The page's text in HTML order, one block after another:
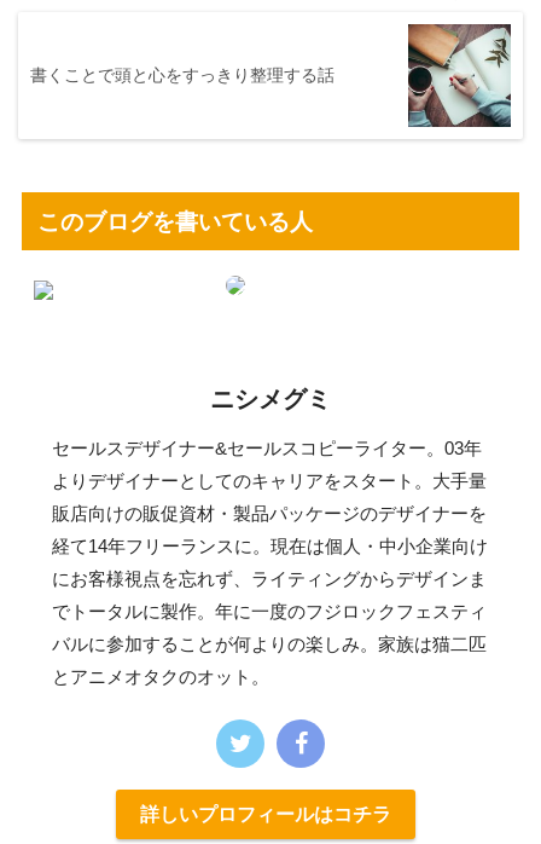
書くことで頭と心をすっきり整理する話
このブログを書いている人
ニシメグミ
セールスデザイナー&セールスコピーライター。03年
よりデザイナーとしてのキャリアをスタート。大手量
販店向けの販促資材・製品パッケージのデザイナーを
経て14年フリーランスに。現在は個人・中小企業向け
にお客様視点を忘れず、ライティングからデザインま
でトータルに製作。年に一度のフジロックフェスティ
バルに参加することが何よりの楽しみ。家族は猫二匹
とアニメオタクのオット。
詳しいプロフィールはコチラ